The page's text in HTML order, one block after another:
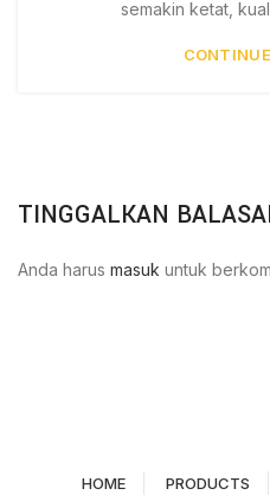
semakin ketat,
TINGGALKAN
Anda harus masuk untuk
HOME PRODUCTS